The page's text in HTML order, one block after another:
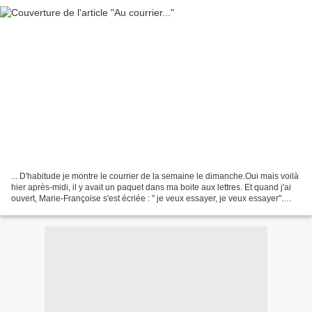
... D'habitude je montre le courrier de la semaine le dimanche.Oui mais voilà
hier après-midi, il y avait un paquet dans ma boite aux lettres. Et quand j'ai
ouvert, Marie-Françoise s'est écriée : " je veux essayer, je veux essayer".